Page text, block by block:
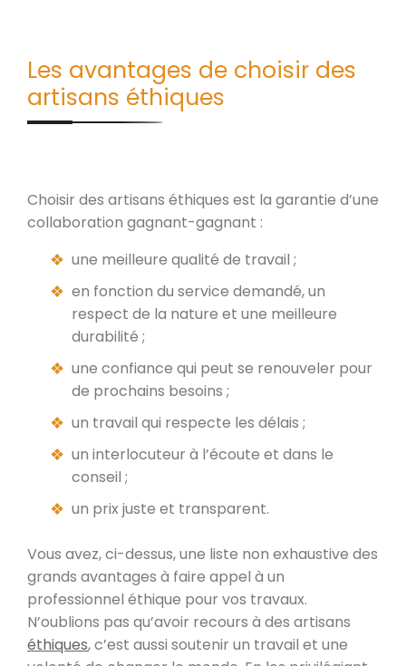
Les avantages de choisir des
artisans éthiques
Choisir des artisans éthiques est la garantie d’une
collaboration gagnant-gagnant :
une meilleure qualité de travail ;
en fonction du service demandé, un
respect de la nature et une meilleure
durabilité ;
une confiance qui peut se renouveler pour
de prochains besoins ;
un travail qui respecte les délais ;
un interlocuteur à l’écoute et dans le
conseil ;
un prix juste et transparent.
Vous avez, ci-dessus, une liste non exhaustive des
grands avantages à faire appel à un
professionnel éthique pour vos travaux.
N’oublions pas qu’avoir recours à des artisans
éthiques, c’est aussi soutenir un travail et une